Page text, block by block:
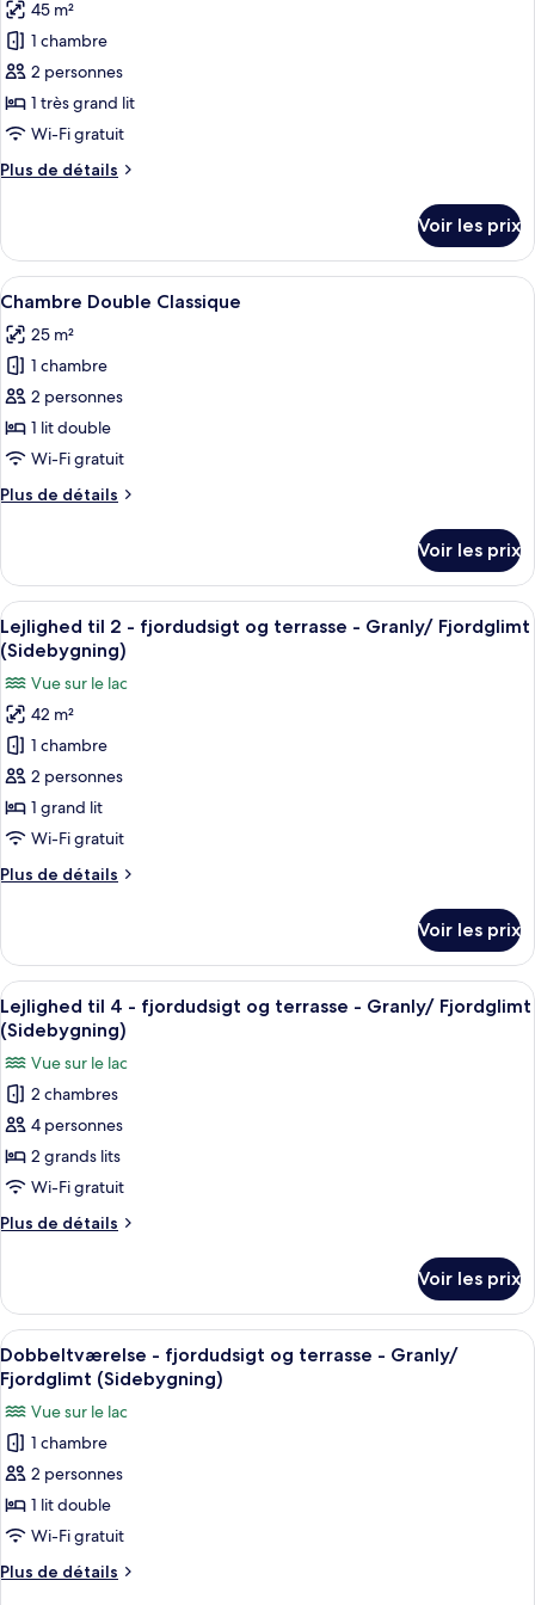
dépendances
(5
persons)
Chambre
Familiale,
dans
les
dépendances
(5
persons)
les
photos
pour
ce
type
chambre :
balcon
45 m²
1 chambre
2 personnes
1 très grand lit
Wi-Fi gratuit
Plus de détails
Plus
le
type
de
Suite
Design,
balcon
Voir les prix
Afficher
toutes
les
photos
pour
ce
type
chambre :
Classique
Une chambre d’hôtel avec un lit,
1
Chambre Double Classique
25 m²
1 chambre
2 personnes
1 lit double
Wi-Fi gratuit
Plus de détails
Plus
le
type
de
chambre
Chambre
Double
Classique
Voir les prix
Afficher
toutes
les
photos
pour
ce
type
de
chambre :
til
fjordudsigt
og
terrasse
-
Granly/
Fjordglimt
(Sidebygning)
Une chambre d’hôtel moderne
1
Lejlighed til 2 - fjordudsigt og terrasse - Granly/ Fjordglimt
(Sidebygning)
Vue sur le lac
42 m²
1 chambre
2 personnes
1 grand lit
Wi-Fi gratuit
Plus de détails
Plus
le
type
de
chambre
Lejlighed
til
2
fjordudsigt
og
Granly/
Fjordglimt
Voir les prix
Afficher
toutes
les
photos
pour
ce
type
de
chambre :
Lejlighed
4
fjordudsigt
og
terrasse
-
Granly/
Fjordglimt
(Sidebygning)
Une pièce comprenant une table à
1
Lejlighed til 4 - fjordudsigt og terrasse - Granly/ Fjordglimt
(Sidebygning)
Vue sur le lac
2 chambres
4 personnes
2 grands lits
Wi-Fi gratuit
Plus de détails
Plus
le
type
de
chambre
Lejlighed
til
4
fjordudsigt
og
Granly/
Fjordglimt
Voir les prix
Afficher
toutes
les
photos
pour
ce
type
de
chambre :
Dobbeltværelse
Une pièce dotée d’une grande
1
Dobbeltværelse - fjordudsigt og terrasse - Granly/
Fjordglimt (Sidebygning)
Vue sur le lac
1 chambre
2 personnes
1 lit double
Wi-Fi gratuit
Plus de détails
Plus